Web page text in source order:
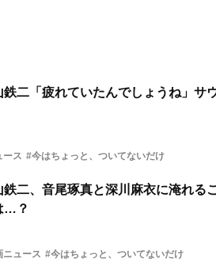
鉄二「疲れていたんでしょうね」サ
ース #今はちょっと、ついてないだけ
鉄二、音尾琢真と深川麻衣に淹れる
…？
ニュース #今はちょっと、ついてないだけ